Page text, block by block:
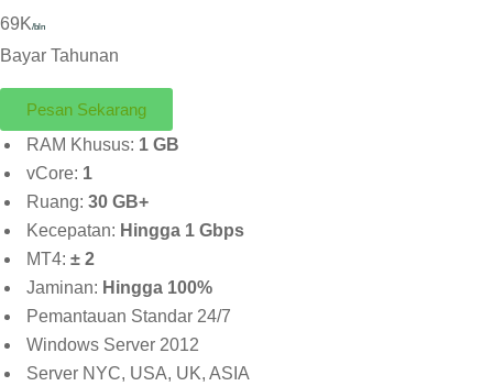
69K/bln
Bayar Tahunan
Pesan Sekarang
RAM Khusus: 1 GB
vCore: 1
Ruang: 30 GB+
Kecepatan: Hingga 1 Gbps
MT4: ± 2
Jaminan: Hingga 100%
Pemantauan Standar 24/7
Windows Server 2012
Server NYC, USA, UK, ASIA